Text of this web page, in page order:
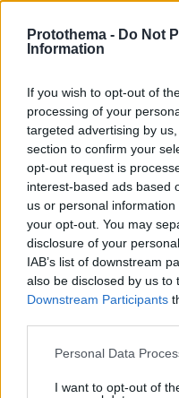
Protothema - Do Not
Information
If you wish to opt-out of
processing of your
targeted advertising by
section to confirm your
opt-out request is
interest-based ads based
us or personal
your opt-out. You may
disclosure of your
IAB’s list of downstream
also be disclosed by us to
Downstream Participants
Please note that this
not limited to your visit or
Personal Data
I want to opt-out of
στην Ελλάδα
03.08.2026, 11:06
Εθνική Τράπεζα: Η